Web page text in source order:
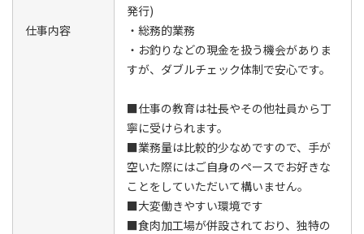
仕事内容
発行)
・総務的業務
・お釣りなどの現金を扱う機会がありま
すが、ダブルチェック体制で安心です。
■仕事の教育は社長やその他社員から丁
寧に受けられます。
■業務量は比較的少なめですので、手が
空いた際にはご自身のペースでお好きな
ことをしていただいて構いません。
■大変働きやすい環境です
■食肉加工場が併設されており、独特の